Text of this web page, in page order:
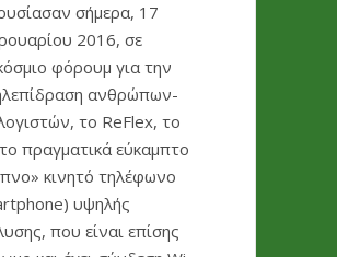
σήμερα, 17
2016, σε
φόρουμ για την
ανθρώπων-
το ReFlex, το
πραγματικά εύκαμπτο
κινητό τηλέφωνο
υψηλής
που είναι επίσης